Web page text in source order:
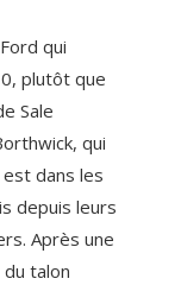
qui
plutôt que
Sale
qui
dans les
depuis leurs
Après une
talon